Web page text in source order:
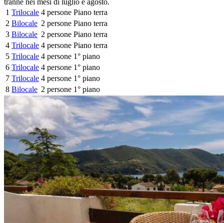
tranne nei mesi di luglio e agosto.
1 Trilocale 4 persone Piano terra
2 Bilocale 2 persone Piano terra
3 Bilocale 2 persone Piano terra
4 Trilocale 4 persone Piano terra
5 Trilocale 4 persone 1° piano
6 Trilocale 4 persone 1° piano
7 Trilocale 4 persone 1° piano
8 Bilocale 2 persone 1° piano